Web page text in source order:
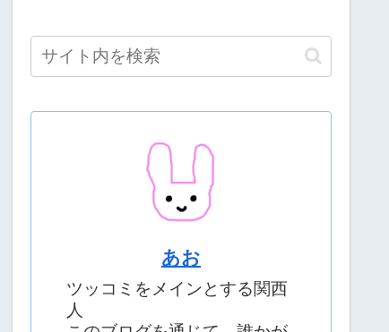
あお
ツッコミをメインとする関西
人